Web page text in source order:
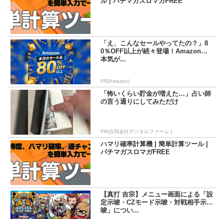
「え、こんなセールやってたの？」8
0％OFF以上が続々登場！Amazonの
本気が...
PR(Amazon)
「怖いくらい貯金が増えた…」占い師
の言う通りにしてみただけ
PR(合同会社デジタルファーム )
ハマリ確率計算機 | 簡単計算ツール |
パチマガスロマガFREE
【真打 吉宗】メニュー画面による「設
定示唆・CZモード示唆・対戦相手示
唆」につい...